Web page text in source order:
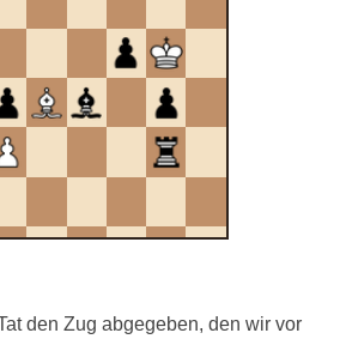
den Zug abgegeben, den wir vor